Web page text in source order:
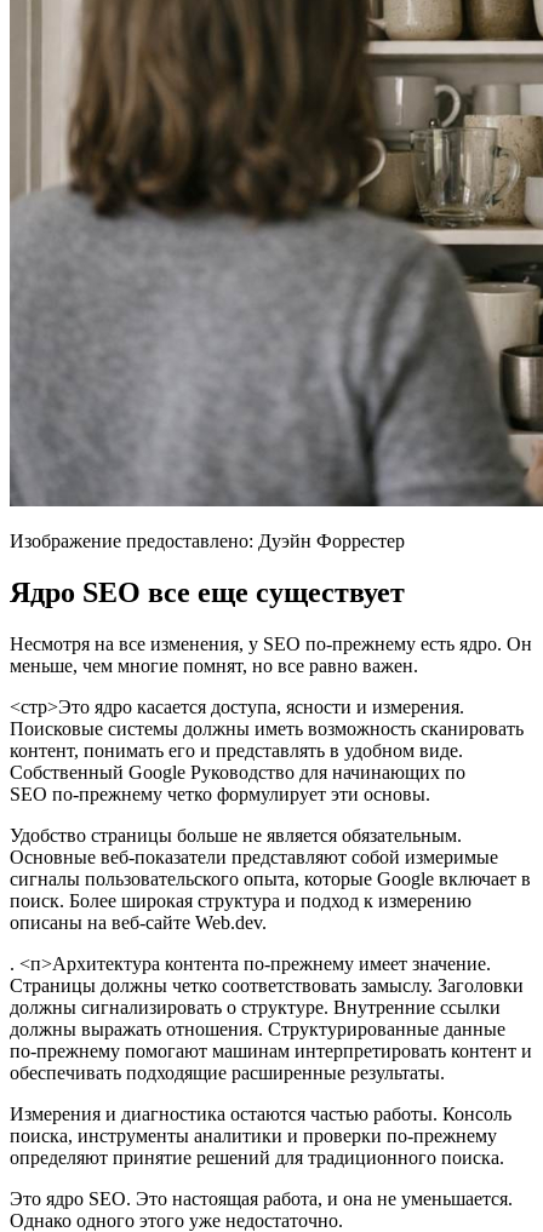
Изображение предоставлено: Дуэйн Форрестер
Ядро SEO все еще существует
Несмотря на все изменения, у SEO по-прежнему есть ядро. Он
меньше, чем многие помнят, но все равно важен.
<стр>Это ядро ​​касается доступа, ясности и измерения.
Поисковые системы должны иметь возможность сканировать
контент, понимать его и представлять в удобном виде.
Собственный Google Руководство для начинающих по
SEO по-прежнему четко формулирует эти основы.
Удобство страницы больше не является обязательным.
Основные веб-показатели представляют собой измеримые
сигналы пользовательского опыта, которые Google включает в
поиск. Более широкая структура и подход к измерению
описаны на веб-сайте Web.dev.
. <п>Архитектура контента по-прежнему имеет значение.
Страницы должны четко соответствовать замыслу. Заголовки
должны сигнализировать о структуре. Внутренние ссылки
должны выражать отношения. Структурированные данные
по-прежнему помогают машинам интерпретировать контент и
обеспечивать подходящие расширенные результаты.
Измерения и диагностика остаются частью работы. Консоль
поиска, инструменты аналитики и проверки по-прежнему
определяют принятие решений для традиционного поиска.
Это ядро SEO. Это настоящая работа, и она не уменьшается.
Однако одного этого уже недостаточно.